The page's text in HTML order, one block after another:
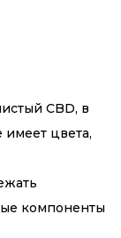
CBD, в
имеет цвета,
компоненты